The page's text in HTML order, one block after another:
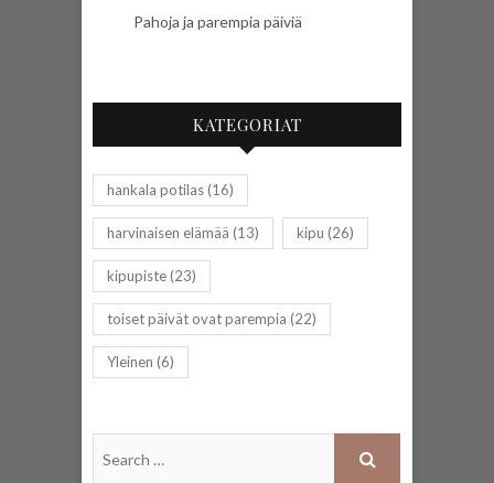
Pahoja ja parempia päiviä
KATEGORIAT
hankala potilas(16)
harvinaisen elämää (13) kipu (26)
kipupiste(23)
toiset päivät ovat parempia (22)
Yleinen (6)